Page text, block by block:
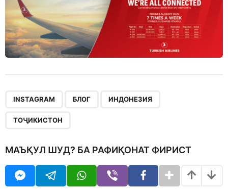
INSTAGRAM БЛОГ ИНДОНЕЗИЯ
ТОҶИКИСТОН
МАЪҚУЛ ШУД? БА РАФИҚОНАТ ФИРИСТ